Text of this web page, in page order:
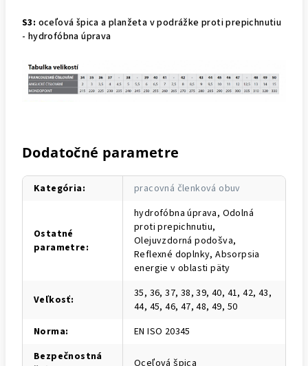
S3: oceľová špica a planžeta v podrážke proti prepichnutiu
- hydrofóbna úprava
Dodatočné parametre
Kategória: pracovná členková obuv
Ostatné
parametre:
hydrofóbna úprava, Odolná
proti prepichnutiu,
Olejuvzdorná podošva,
Reflexné doplnky, Absorpsia
energie v oblasti päty
Veľkosť:
35, 36, 37, 38, 39, 40, 41, 42, 43,
44, 45, 46, 47, 48, 49, 50
Norma:
EN ISO 20345
Bezpečnostná
Oceľová špica